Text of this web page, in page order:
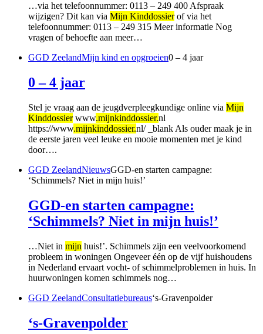
…via het telefoonnummer: 0113 – 249 400 Afspraak
wijzigen? Dit kan via Mijn Kinddossierof via het
telefoonnummer: 0113 – 249 315 Meer informatie Nog
vragen of behoefte aan meer…
GGD ZeelandMijn kind en opgroeien0 – 4 jaar
0 – 4 jaar
Stel je vraag aan de jeugdverpleegkundige online via Mijn
Kinddossierwww.mijnkinddossier.nl
https://www.mijnkinddossier.nl/ _blank Als ouder maak je in
de eerste jaren veel leuke en mooie momenten met je kind
door….
GGD ZeelandNieuwsGGD-en starten campagne:
‘Schimmels? Niet in mijn huis!’
GGD-en starten campagne:
‘Schimmels? Niet in mijn huis!’
…Niet in mijn huis!’. Schimmels zijn een veelvoorkomend
probleem in woningen Ongeveer één op de vijf huishoudens
in Nederland ervaart vocht- of schimmelproblemen in huis. In
huurwoningen komen schimmels nog…
GGD ZeelandConsultatiebureaus‘s-Gravenpolder
‘s-Gravenpolder